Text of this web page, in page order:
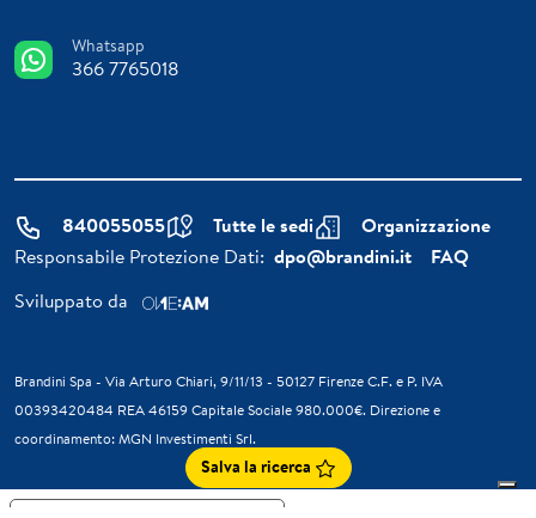
Whatsapp
366 7765018
840055055 Tutte le sedi
Organizzazione
Responsabile Protezione Dati: dpo@brandini.it
FAQ
Sviluppato da
Brandini Spa - Via Arturo Chiari, 9/11/13 - 50127 Firenze C.F. e P. IVA
00393420484 REA 46159 Capitale Sociale 980.000€. Direzione e
coordinamento: MGN Investimenti Srl.
Salva la ricerca